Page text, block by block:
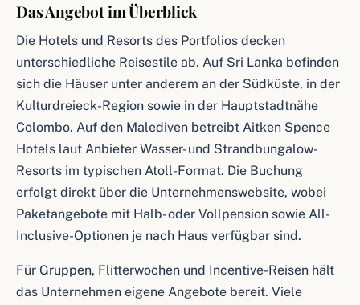
Das Angebot im Überblick
Die Hotels und Resorts des Portfolios decken
unterschiedliche Reisestile ab. Auf Sri Lanka befinden
sich die Häuser unter anderem an der Südküste, in der
Kulturdreieck-Region sowie in der Hauptstadtnähe
Colombo. Auf den Malediven betreibt Aitken Spence
Hotels laut Anbieter Wasser- und Strandbungalow-
Resorts im typischen Atoll-Format. Die Buchung
erfolgt direkt über die Unternehmenswebsite, wobei
Paketangebote mit Halb- oder Vollpension sowie All-
Inclusive-Optionen je nach Haus verfügbar sind.
Für Gruppen, Flitterwochen und Incentive-Reisen hält
das Unternehmen eigene Angebote bereit. Viele